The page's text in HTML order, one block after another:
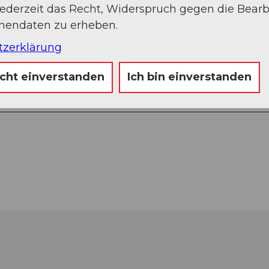
das Recht, Widerspruch gegen die
zu erheben.
einverstanden Ich bin einverstanden